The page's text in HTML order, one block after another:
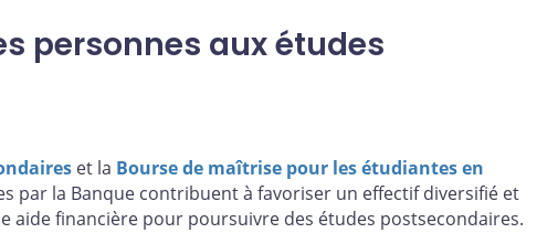
personnes aux études
et la Bourse de maîtrise pour les étudiantes en
par la Banque contribuent à favoriser un effectif diversifié et
aide financière pour poursuivre des études postsecondaires.